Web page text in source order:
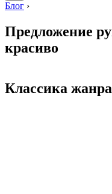
Блог ›
Предложение
красиво
Классика жанра